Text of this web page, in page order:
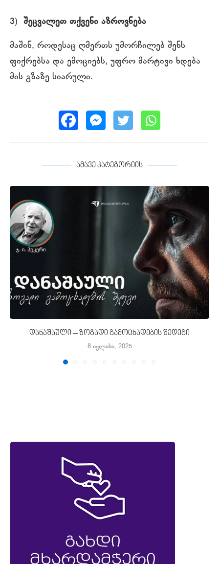
3) შეცვალეთ თქვენი აზროვნება
მაშინ, როდესაც ღმერთს უმორჩილებ შენს
ფიქრებსა და ემოციებს, უფრო მარტივი ხდება
მის გზაზე სიარული.
ამავე კატეგორიის
დანაშაული – ზოგადი გამოცხადების შედეგი
8 ივლისი, 2025